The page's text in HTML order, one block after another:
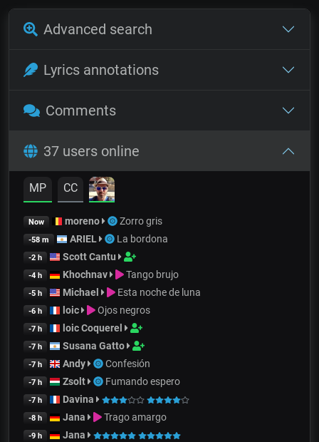
Advanced search
Lyrics annotations
Comments
37 users online
MP CC
Now moreno Zorro gris
-58 m ARIEL La bordona
-2 h Scott Cantu
-4 h Khochnav Tango brujo
-5 h Michael Esta noche de luna
-6 h loic Ojos negros
-7 h loic Coquerel
-7 h Susana Gatto
-7 h Andy Confesión
-7 h Zsolt Fumando espero
-7 h Davina
-8 h Jana Trago amargo
-9 h Jana